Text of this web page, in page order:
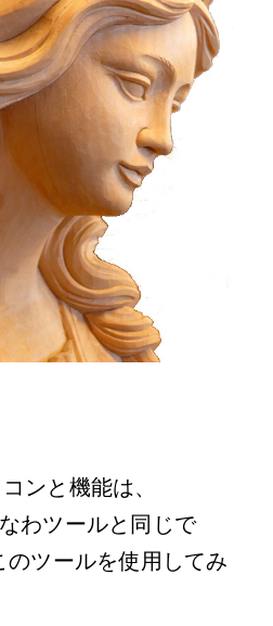
ンと機能は、
わツールと同じで
ツールを使用してみ